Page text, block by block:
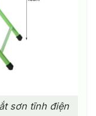
sơn tĩnh điện